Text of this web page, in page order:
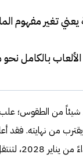
يعني تغير مفهوم
بالكامل
شيئاً من الطقوس؛
من نهايته. فقد
التوزيع الرقمي.